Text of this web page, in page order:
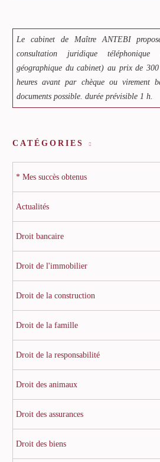
Le cabinet de Maître ANTEBI
consultation juridique
géographique du cabinet) au prix de
heures avant par chèque ou virement
documents possible. durée prévisible 1 h.
CATÉGORIES
* Mes succès obtenus
Actualités
Droit bancaire
Droit de l'immobilier
Droit de la construction
Droit de la famille
Droit de la responsabilité
Droit des animaux
Droit des assurances
Droit des biens